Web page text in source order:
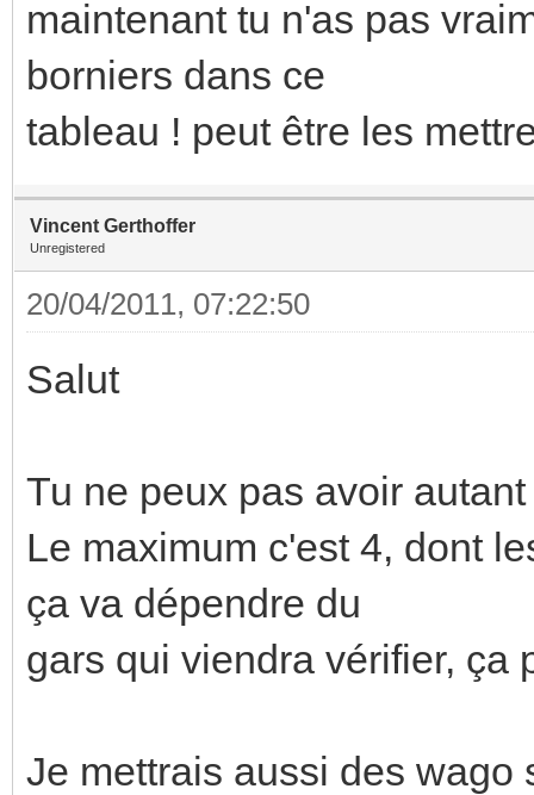
maintenant tu n'as pas
borniers dans ce
tableau ! peut être les
Vincent Gerthoffer
Unregistered
20/04/2011, 07:22:50
Salut
Tu ne peux pas avoir
Le maximum c'est 4, dont
ça va dépendre du
gars qui viendra vérifier, ça
Je mettrais aussi des wago